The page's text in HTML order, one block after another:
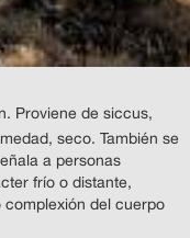
Proviene de siccus,
seco. También se
a personas
frío o distante,
del cuerpo